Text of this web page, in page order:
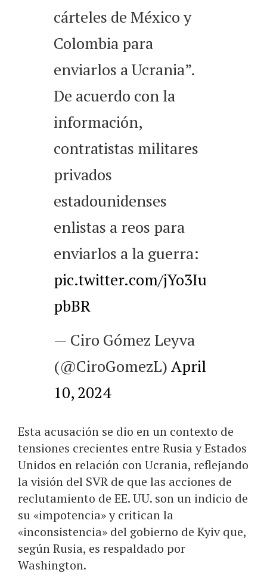
cárteles de México y
Colombia para
enviarlos a Ucrania”.
De acuerdo con la
información,
contratistas militares
privados
estadounidenses
enlistas a reos para
enviarlos a la guerra:
pic.twitter.com/jYo3Iu
pbBR
— Ciro Gómez Leyva
(@CiroGomezL) April
10, 2024
Esta acusación se dio en un contexto de
tensiones crecientes entre Rusia y Estados
Unidos en relación con Ucrania, reflejando
la visión del SVR de que las acciones de
reclutamiento de EE. UU. son un indicio de
su «impotencia» y critican la
«inconsistencia» del gobierno de Kyiv que,
según Rusia, es respaldado por
Washington.